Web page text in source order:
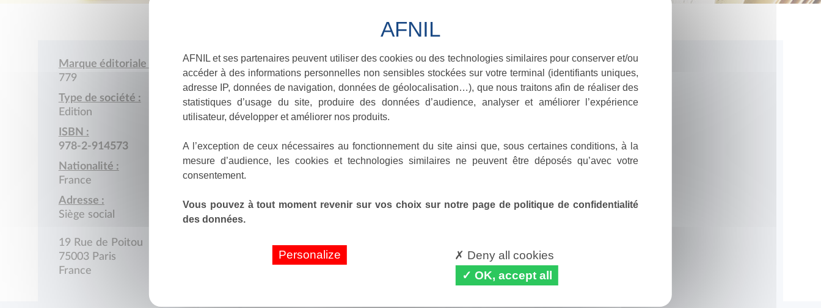
Marque éditoriale :
779
Type de société :
Edition
ISBN :
978-2-914573
Nationalité :
France
Adresse :
Siège social
19 Rue de Poitou
75003 Paris
France
AFNIL et ses partenaires peuvent utiliser des cookies ou des technologies similaires pour conserver et/ou
accéder à des informations personnelles non sensibles stockées sur votre terminal (identifiants uniques,
adresse IP, données de navigation, données de géolocalisation…), que nous traitons afin de réaliser des
statistiques d’usage du site, produire des données d’audience, analyser et améliorer l’expérience
utilisateur, développer et améliorer nos produits.
A l’exception de ceux nécessaires au fonctionnement du site ainsi que, sous certaines conditions, à la
mesure d’audience, les cookies et technologies similaires ne peuvent être déposés qu’avec votre
consentement.
Vous pouvez à tout moment revenir sur vos choix sur notre page de politique de confidentialité
des données.
Personalize
Deny all cookies
OK, accept all